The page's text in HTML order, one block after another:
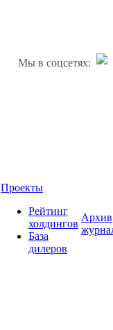
Мы в соцсетях:
Проекты
Рейтинг
холдингов
База
дилеров
Архив